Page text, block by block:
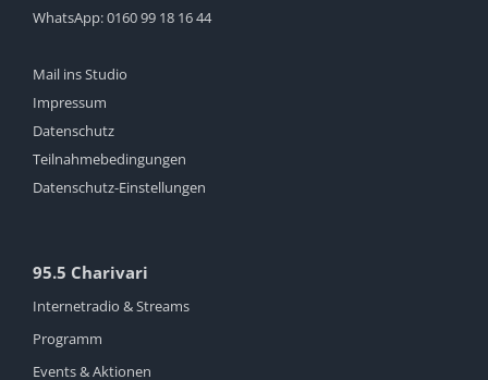
WhatsApp:0160 99 18 16 44
Mail ins Studio
Impressum
Datenschutz
Teilnahmebedingungen
Datenschutz-Einstellungen
95.5 Charivari
Internetradio & Streams
Programm
Events & Aktionen